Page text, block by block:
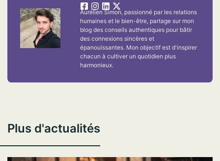
Aurélien Simon, passionné par les relations
humaines et le bien-être, partage sur mon
blog des conseils authentiques pour bâtir
des connexions sincères et
épanouissantes. Mon objectif est d'inspirer
chacun à cultiver un quotidien plus
harmonieux.
Plus d'actualités